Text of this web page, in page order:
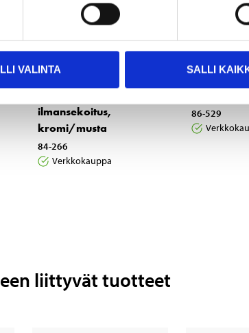
VALINTA SALLI
2695
ilmansekoitus,
kromi/musta
84-266
Verkkokauppa
1095
86-529
liittyvät tuotteet